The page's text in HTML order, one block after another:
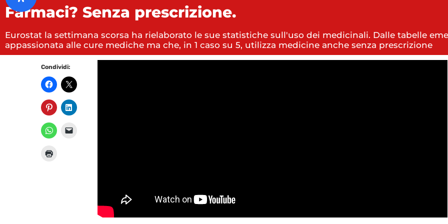
Farmaci? Senza prescrizione.
Eurostat la settimana scorsa ha rielaborato le sue statistiche sull'uso dei medicinali. Dalle tabelle
appassionata alle cure mediche ma che, in 1 caso su 5, utilizza medicine anche senza prescrizione
Condividi: